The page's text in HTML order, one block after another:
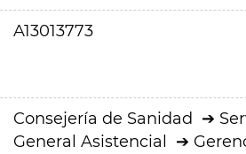
A13013773
Consejería de Sanidad
General Asistencial